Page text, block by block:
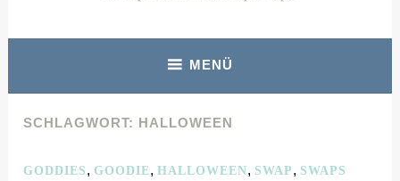
MENÜ
SCHLAGWORT: HALLOWEEN
GODDIES , GOODIE,HALLOWEEN, SWAP , SWAPS